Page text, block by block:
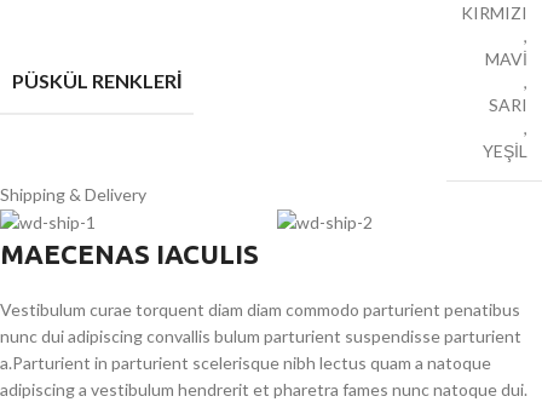
PÜSKÜL RENKLERİ
KIRMIZI
,
MAVİ
,
SARI
,
YEŞİL
Shipping & Delivery
MAECENAS IACULIS
Vestibulum curae torquent diam diam commodo parturient penatibus
nunc dui adipiscing convallis bulum parturient suspendisse parturient
a.Parturient in parturient scelerisque nibh lectus quam a natoque
adipiscing a vestibulum hendrerit et pharetra fames nunc natoque dui.